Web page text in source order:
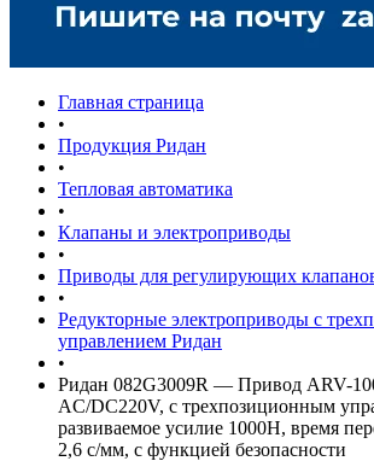
Главная страница
•
Продукция Ридан
•
Тепловая автоматика
•
Клапаны и электроприводы
•
Приводы для регулирующих
•
Редукторные электроприводы с
управлением Ридан
•
Ридан 082G3009R — Привод ARV-
AC/DC220V, с трехпозиционным
развиваемое усилие 1000Н, время
2,6 с/мм, с функцией безопасности